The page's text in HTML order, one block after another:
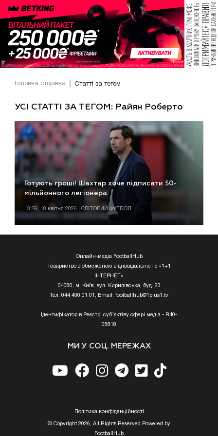
Головна сторінка Статті за тегом
УСІ СТАТТІ ЗА ТЕГОМ: Райян Роберто
Готують гроші! Шахтар хоче підписати 50-
мільйонного легіонера
13:26, 18 квітня 2026 | СВІТОВИЙ ФУТБОЛ
Онлайн-медіа FootballHub
Товариство з обмеженою відповідальністю «1+1
ІНТЕРНЕТ»
04080, м. Київ, вул. Кирилівська, буд. 23
Тел. 044 490 01 01, Email: footballhub@1plus1.tv
Ідентифікатор в Реєстрі суб’єктіву сфері медіа - R40-
05818
МИ У СОЦ. МЕРЕЖАХ
Полiтика конфiденцiйностi
© Copyright 2026, All Rights Reserved Powered by
FootballHub